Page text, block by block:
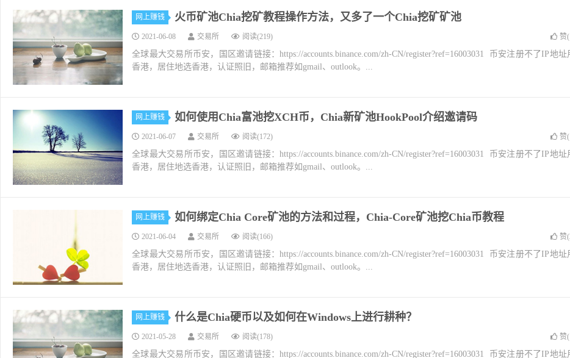
网上赚钱 ⽕币矿池Chia挖矿教程操作方法，又多了一个Chia挖矿矿池
2021-06-08 交易所 阅读(219) 赞(
全球最大交易所币安，国区邀请链接：https://accounts.binance.com/zh-CN/register?ref=16003031 币安注册不了IP地址
香港，居住地选香港，认证照旧，邮箱推荐如gmail、outlook。...
网上赚钱 如何使用Chia富池挖XCH币，Chia新矿池HookPool介绍邀请码
2021-06-07 交易所 阅读(172) 赞(
全球最大交易所币安，国区邀请链接：https://accounts.binance.com/zh-CN/register?ref=16003031 币安注册不了IP地址
香港，居住地选香港，认证照旧，邮箱推荐如gmail、outlook。...
网上赚钱 如何绑定Chia Core矿池的方法和过程，Chia-Core矿池挖Chia币教程
2021-06-04 交易所 阅读(166) 赞(
全球最大交易所币安，国区邀请链接：https://accounts.binance.com/zh-CN/register?ref=16003031 币安注册不了IP地址
香港，居住地选香港，认证照旧，邮箱推荐如gmail、outlook。...
网上赚钱 什么是Chia硬币以及如何在Windows上进行耕种？
2021-05-28 交易所 阅读(178) 赞(
全球最大交易所币安，国区邀请链接：https://accounts.binance.com/zh-CN/register?ref=16003031 币安注册不了IP地址